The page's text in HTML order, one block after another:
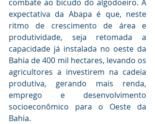
combate ao bicudo do algodoeiro. A
expectativa da Abapa é que, neste
ritmo de crescimento de área e
produtividade, seja retomada a
capacidade já instalada no oeste da
Bahia de 400 mil hectares, levando os
agricultores a investirem na cadeia
produtiva, gerando mais renda,
emprego e desenvolvimento
socioeconômico para o Oeste da
Bahia.